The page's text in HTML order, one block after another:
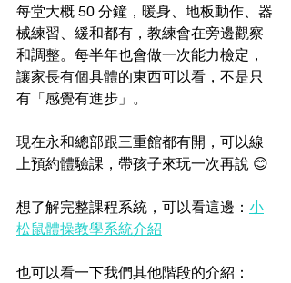
每堂大概 50 分鐘，暖身、地板動作、器
械練習、緩和都有，教練會在旁邊觀察
和調整。每半年也會做一次能力檢定，
讓家長有個具體的東西可以看，不是只
有「感覺有進步」。
現在永和總部跟三重館都有開，可以線
上預約體驗課，帶孩子來玩一次再說 😊
想了解完整課程系統，可以看這邊： 小
松鼠體操教學系統介紹
也可以看一下我們其他階段的介紹：